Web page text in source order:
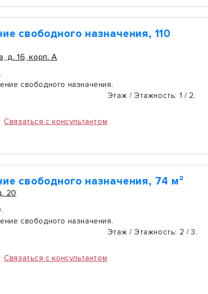
свободного назначения, 110
д. 16, корп. А
свободного назначения.
Этаж / Этажность: 1 / 2.
Связаться с консультантом
свободного назначения, 74 м²
20
свободного назначения.
Этаж / Этажность: 2 / 3.
Связаться с консультантом